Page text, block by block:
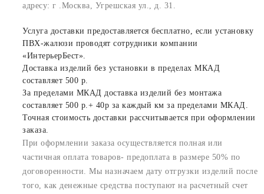
адресу: г .Москва, Угрешская ул., д. 31.
Услуга доставки предоставляется бесплатно, если установку
ПВХ-жалюзи проводят сотрудники компании
«ИнтерьерБест».
Доставка изделий без установки в пределах МКАД
составляет 500 р.
За пределами МКАД доставка изделий без монтажа
составляет 500 р.+ 40р за каждый км за пределами МКАД.
Точная стоимость доставки рассчитывается при оформлении
заказа.
При оформлении заказа осуществляется полная или
частичная оплата товаров- предоплата в размере 50% по
договоренности. Мы назначаем дату отгрузки изделий после
того, как денежные средства поступают на расчетный счет